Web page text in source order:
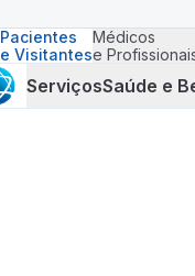
Pacientes
e Visitantes
Médicos
e
ServiçosSaúde e